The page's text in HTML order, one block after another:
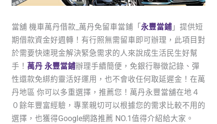
當舖 機車萬丹借款_萬丹免留車當鋪「 永豐當鋪」提供短
期借款資金好週轉！有行照無需留車即可辦理，此項目對
於需要快速現金解決緊急需求的人來說成生活民生好幫
手！ 萬丹 永豐當鋪辦理手續簡便，免銀行聯徵記錄、彈
性還款免綁約靈活好運用，也不會收任何取延遲金！在萬
丹地區 你可以多重選擇，推薦您！萬丹永豐當舖在地４
０餘年豐富經驗，專業親切可以根據您的需求比較不用的
選擇，也獲得Google網路推薦 NO.1值得介紹給大家。